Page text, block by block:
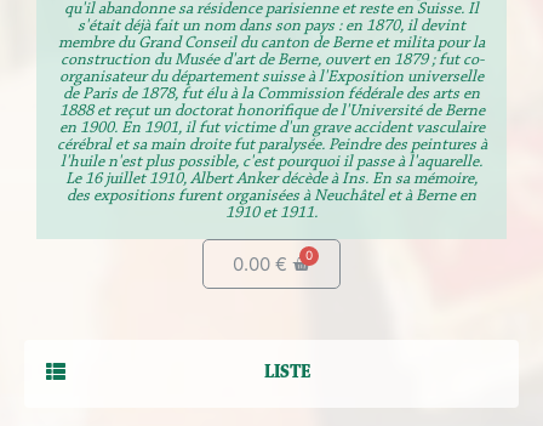
qu'il abandonne sa résidence parisienne et reste en Suisse. Il
s'était déjà fait un nom dans son pays : en 1870, il devint
membre du Grand Conseil du canton de Berne et milita pour la
construction du Musée d'art de Berne, ouvert en 1879 ; fut co-
organisateur du département suisse à l'Exposition universelle
de Paris de 1878, fut élu à la Commission fédérale des arts en
1888 et reçut un doctorat honorifique de l'Université de Berne
en 1900. En 1901, il fut victime d'un grave accident vasculaire
cérébral et sa main droite fut paralysée. Peindre des peintures à
l'huile n'est plus possible, c'est pourquoi il passe à l'aquarelle.
Le 16 juillet 1910, Albert Anker décède à Ins. En sa mémoire,
des expositions furent organisées à Neuchâtel et à Berne en
1910 et 1911.
0.00 €
LISTE